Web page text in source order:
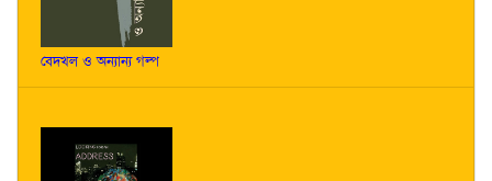
বেদখল ও অন্যান্য গল্প